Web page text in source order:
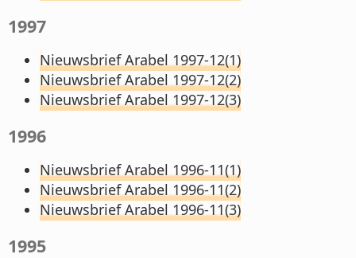
1997
Nieuwsbrief Arabel 1997-12(1)
Nieuwsbrief Arabel 1997-12(2)
Nieuwsbrief Arabel 1997-12(3)
1996
Nieuwsbrief Arabel 1996-11(1)
Nieuwsbrief Arabel 1996-11(2)
Nieuwsbrief Arabel 1996-11(3)
1995